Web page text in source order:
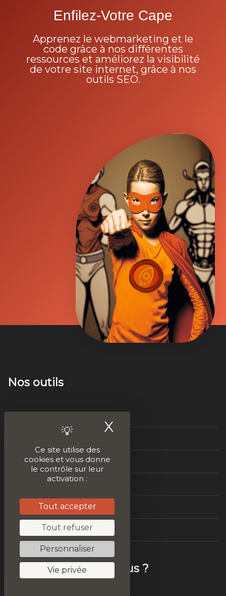
Enfilez-Votre Cape
Apprenez le webmarketing et le
code grâce à nos différentes
ressources et améliorez la visibilité
de votre site internet, grâce à nos
outils SEO.
Nos outils
Améliorer son contenu
Vitesse de chargement
Test Mobile Friendly
Mais qui sommes-nous ?
Ce site utilise des
cookies et vous donne
le contrôle sur leur
activation :
Tout accepter
Tout refuser
Personnaliser
Vie privée
X